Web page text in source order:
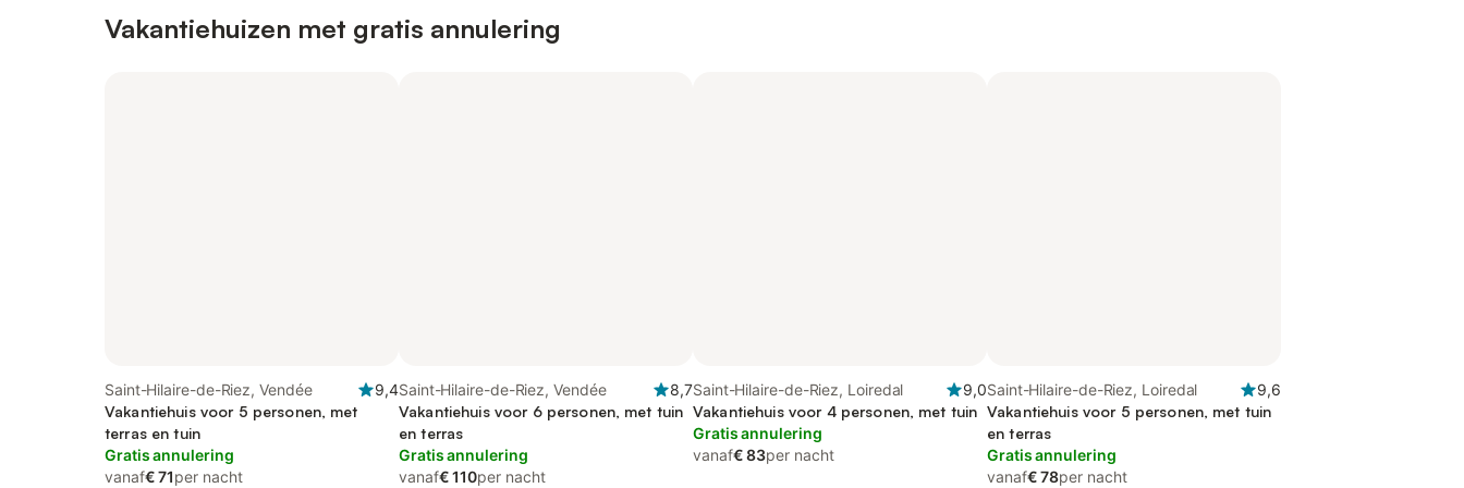
Vakantiehuizen met gratis annulering
Saint-Hilaire-de-Riez, Vendée
9,4
Vakantiehuis voor 5 personen, met
terras en tuin
Gratis annulering
vanaf€ 71per nacht
Saint-Hilaire-de-Riez, Vendée
8,7
Vakantiehuis voor 6 personen, met tuin
en terras
Gratis annulering
vanaf€ 110per nacht
Saint-Hilaire-de-Riez, Loiredal
9,0
Vakantiehuis voor 4 personen, met tuin
Gratis annulering
vanaf€ 83per nacht
Saint-Hilaire-de-Riez, Loiredal
9,6
Vakantiehuis voor 5 personen, met tuin
en terras
Gratis annulering
vanaf€ 78per nacht